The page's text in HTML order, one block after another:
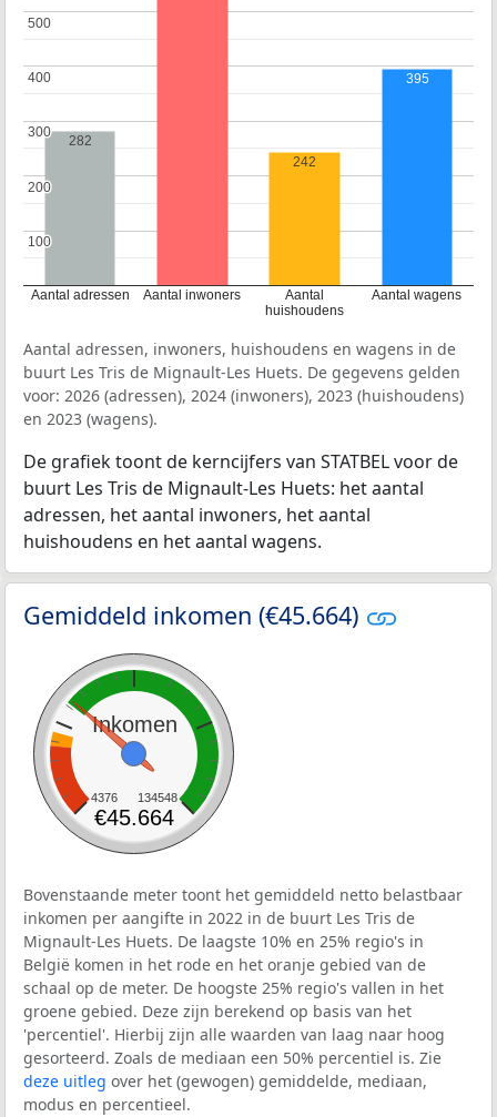
Aantal adressen Aantal inwoners
Aantal
huishoudens
Aantal wagens
100
100
200
200
300
300
400
400
500
500
282
242
395
Aantal adressen, inwoners, huishoudens en wagens in de
buurt Les Tris de Mignault-Les Huets. De gegevens gelden
voor: 2026 (adressen), 2024 (inwoners), 2023 (huishoudens)
en 2023 (wagens).
De grafiek toont de kerncijfers van STATBEL voor de
buurt Les Tris de Mignault-Les Huets: het aantal
adressen, het aantal inwoners, het aantal
huishoudens en het aantal wagens.
Gemiddeld inkomen (€45.664)
Inkomen
4376 134548
€45.664
Bovenstaande meter toont het gemiddeld netto belastbaar
inkomen per aangifte in 2022 in de buurt Les Tris de
Mignault-Les Huets. De laagste 10% en 25% regio's in
België komen in het rode en het oranje gebied van de
schaal op de meter. De hoogste 25% regio's vallen in het
groene gebied. Deze zijn berekend op basis van het
'percentiel'. Hierbij zijn alle waarden van laag naar hoog
gesorteerd. Zoals de mediaan een 50% percentiel is. Zie
deze uitleg over het (gewogen) gemiddelde, mediaan,
modus en percentieel.